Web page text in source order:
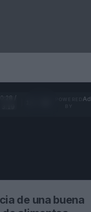
0:29 /
Ad
de una buena